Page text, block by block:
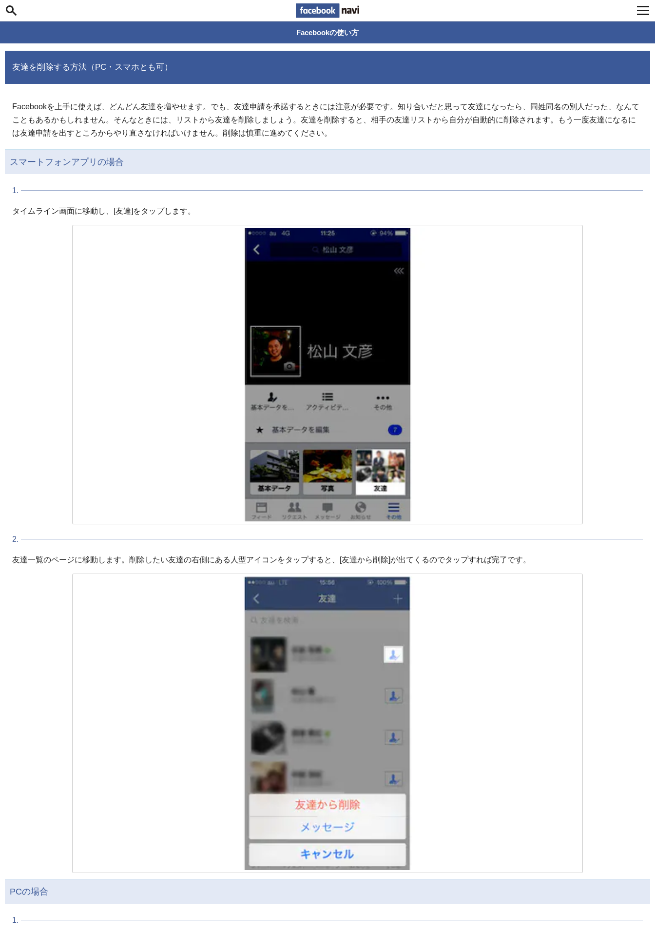
Facebookの使い方
友達を削除する方法（PC・スマホとも可）
Facebookを上手に使えば、どんどん友達を増やせます。でも、友達申請を承諾するときには注意が必要です。知り合いだと思って友達になったら、同姓同名の別人だった、なんて
こともあるかもしれません。そんなときには、リストから友達を削除しましょう。友達を削除すると、相手の友達リストから自分が自動的に削除されます。もう一度友達になるに
は友達申請を出すところからやり直さなければいけません。削除は慎重に進めてください。
スマートフォンアプリの場合
1.
タイムライン画面に移動し、[友達]をタップします。
2.
友達一覧のページに移動します。削除したい友達の右側にある人型アイコンをタップすると、[友達から削除]が出てくるのでタップすれば完了です。
PCの場合
1.